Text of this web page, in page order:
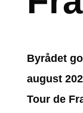
Byrådet
august
Tour de